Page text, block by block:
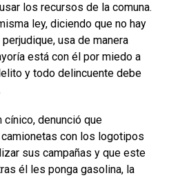
los recursos de la comuna.
ley, diciendo que no hay
usa de manera
está con él por miedo a
y todo delincuente debe
denunció que
con los logotipos
sus campañas y que este
él les ponga gasolina, la